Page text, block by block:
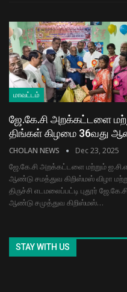
மாவட்டம்
ஜே.கே.சி அறக்கட்டளை
திங்கள் கிழமை 36வது
CHOLAN NEWS Dec 23, 2025
ஜே.கே.சி அறக்கட்டளை மற்றும்
ஆண்டு சமத்துவ கிறிஸ்மஸ் விழா
திருச்சி எடமலைப்பட்டி புதூர்
ஆண்டு சமுத்துவ கிறிஸ்மஸ்…
STAY WITH US